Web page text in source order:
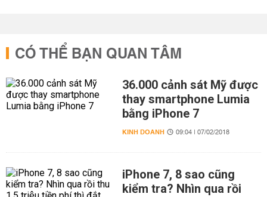
CÓ THỂ BẠN QUAN TÂM
36.000 cảnh sát Mỹ được
thay smartphone Lumia
bằng iPhone 7
KINH DOANH 09:04 | 07/02/2018
iPhone 7, 8 sao cũng
kiểm tra? Nhìn qua rồi